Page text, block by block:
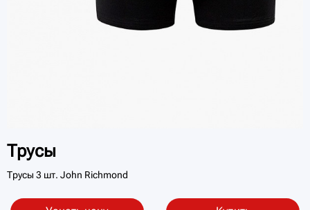
Трусы
Трусы 3 шт. John Richmond